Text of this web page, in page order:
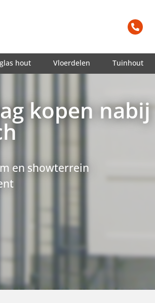
hout Vloerdelen Tuinhout
kopen nabij
en showterrein